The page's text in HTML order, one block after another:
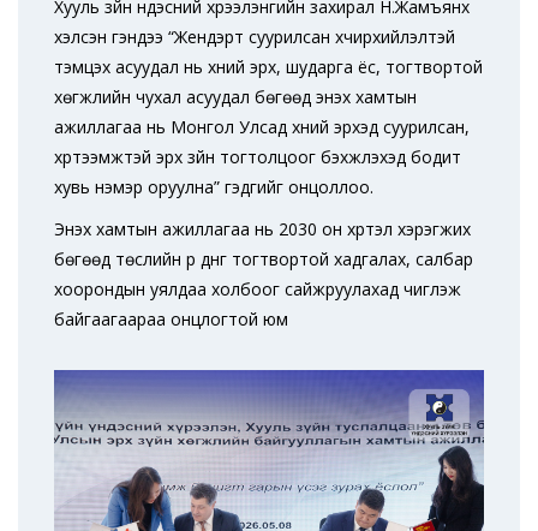
Хууль зүйн үндэсний хүрээлэнгийн захирал Н.Жамъянхүү
хэлсэн үгэндээ “Жендэрт суурилсан хүчирхийлэлтэй
тэмцэх асуудал нь хүний эрх, шударга ёс, тогтвортой
хөгжлийн чухал асуудал бөгөөд энэхүү хамтын
ажиллагаа нь Монгол Улсад хүний эрхэд суурилсан,
хүртээмжтэй эрх зүйн тогтолцоог бэхжүүлэхэд бодит
хувь нэмэр оруулна” гэдгийг онцоллоо.
Энэхүү хамтын ажиллагаа нь 2030 он хүртэл хэрэгжих
бөгөөд төслийн үр дүнг тогтвортой хадгалах, салбар
хоорондын уялдаа холбоог сайжруулахад чиглэж
байгаагаараа онцлогтой юм